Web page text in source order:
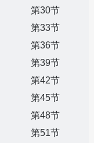
第30节
第33节
第36节
第39节
第42节
第45节
第48节
第51节